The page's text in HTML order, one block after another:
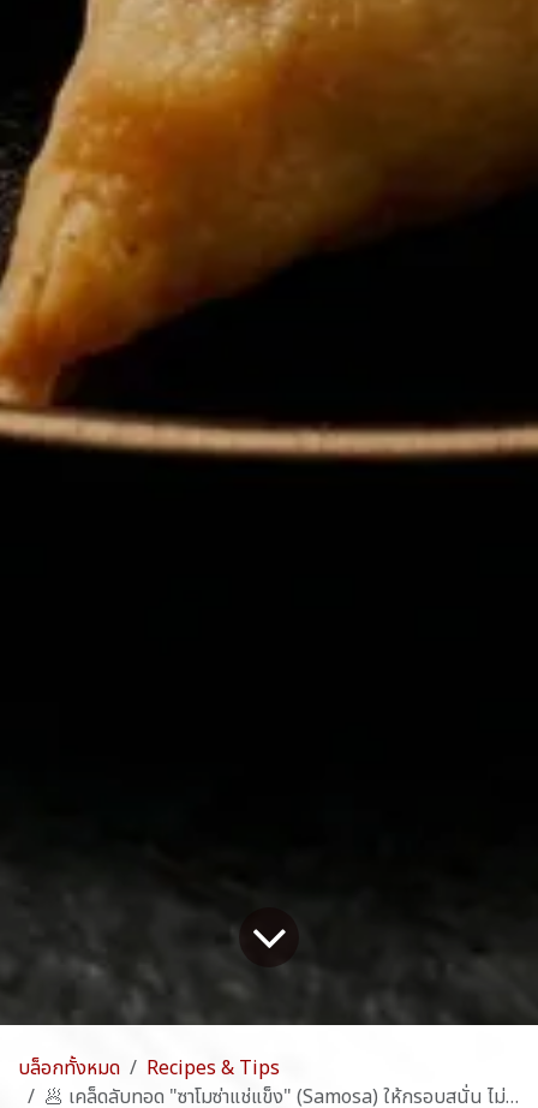
บล็อกทั้งหมด
Recipes & Tips
🥟 เคล็ดลับทอด "ซาโมซ่าแช่แข็ง" (Samosa) ให้กรอบสนั่น ไม่อมน้ำมัน อร่อยเป๊ะเหมือนเชฟมาเอง!